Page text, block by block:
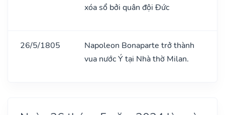
xóa sổ bởi quân đội Đức
26/5/1805
Napoleon Bonaparte trở thành
vua nước Ý tại Nhà thờ Milan.